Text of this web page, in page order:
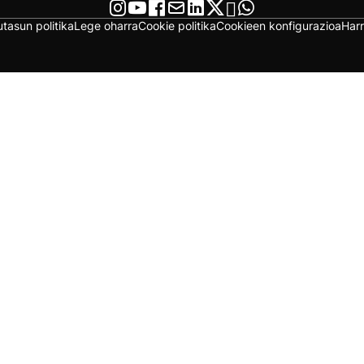
politikaLege oharraCookie politikaCookieen konfigurazioa